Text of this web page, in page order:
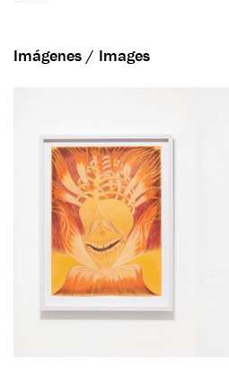
Imágenes / Images